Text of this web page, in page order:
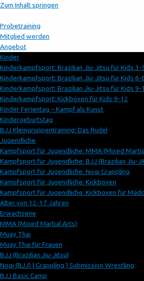
Zum Inhalt springen
Probetraining
Mitglied werden
Angebot
Kinder
Kinderkampfsport: Brazilian Jiu-Jitsu für Kids 3-
Kinderkampfsport: Brazilian Jiu-Jitsu für Kids 6-
Kinderkampfsport: Brazilian Jiu-Jitsu für Kids 9-
Kinderkampfsport: Kickboxen für Kids 9-12
Kinder Ferientag – Kampf als Kunst
Kindergeburtstag
BJJ Kleingruppentraining: Das Rudel
Jugendliche
Kampfsport für Jugendliche: MMA (Mixed
Kampfsport für Jugendliche: BJJ (Brazilian Jiu-
Kampfsport für Jugendliche: Nogi Grappling
Kampfsport für Jugendliche: Kickboxen
Kampfsport für Jugendliche: Kickboxen für
Alter von 12-17 Jahren
Erwachsene
MMA (Mixed Martial Arts)
Muay Thai
Muay Thai für Frauen
BJJ (Brazilian Jiu-Jitsu)
Nogi (BJJ) | Grappling | Submission Wrestling
BJJ Basic Camp